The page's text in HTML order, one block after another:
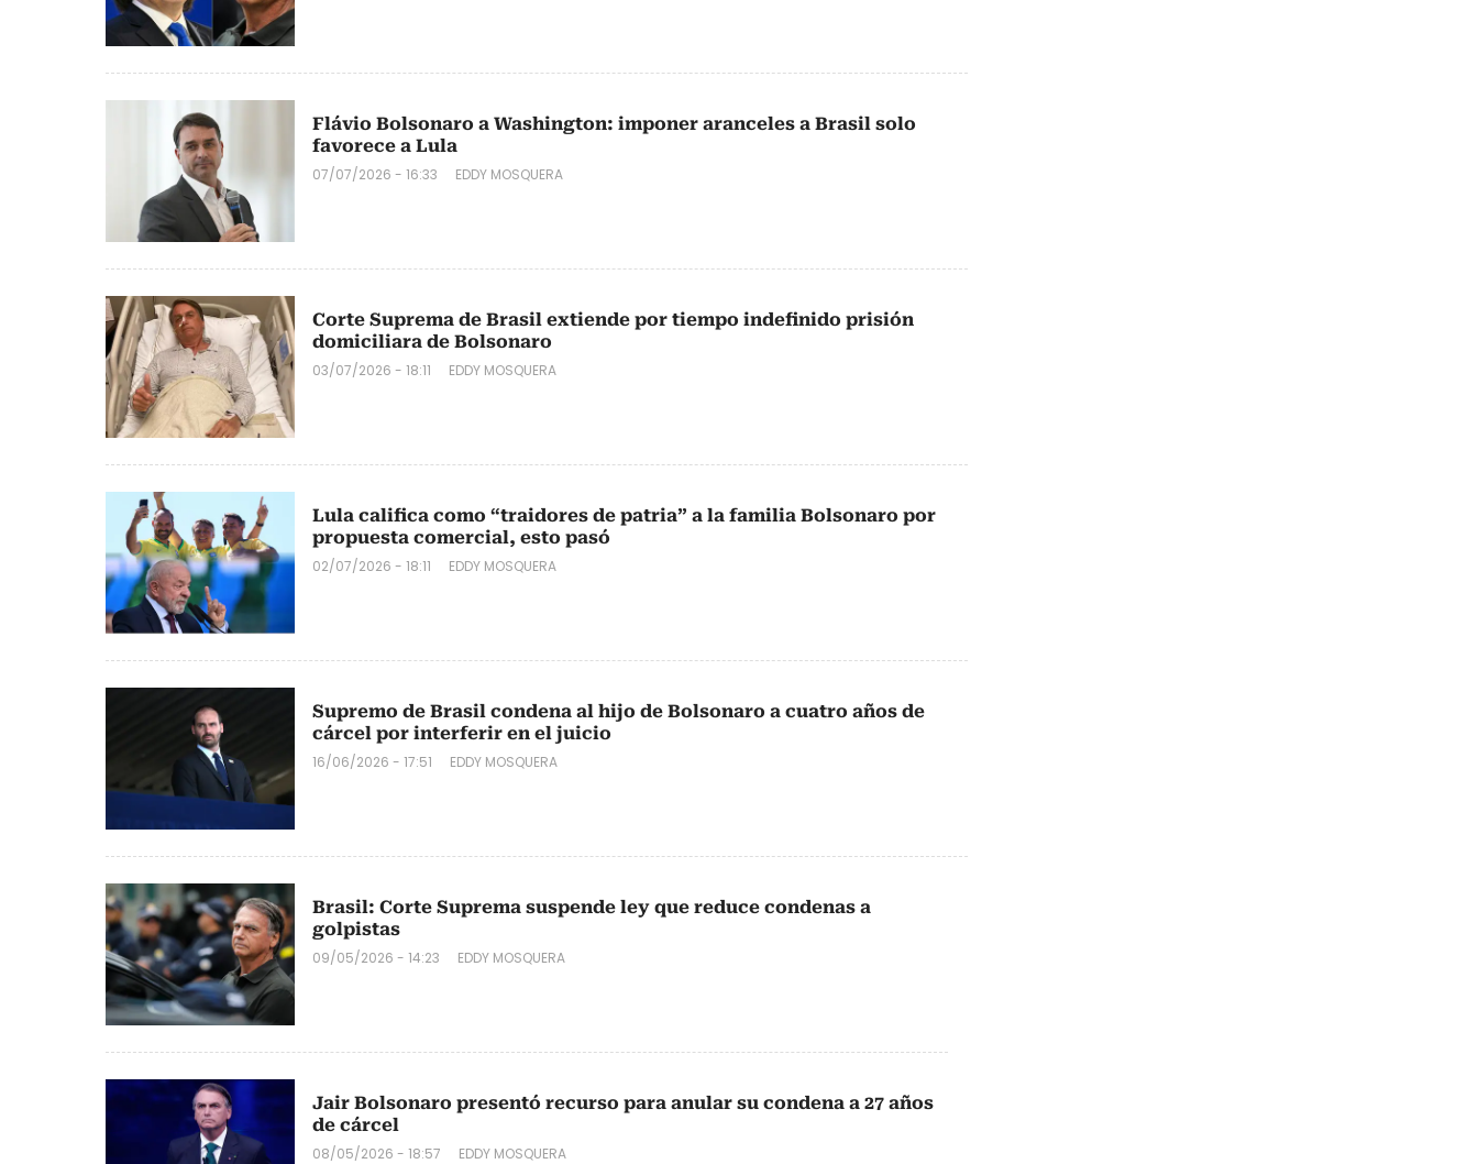
Flávio Bolsonaro a Washington: imponer aranceles a Brasil solo
favorece a Lula
07/07/2026 - 16:33 EDDY MOSQUERA
Corte Suprema de Brasil extiende por tiempo indefinido prisión
domiciliara de Bolsonaro
03/07/2026 - 18:11 EDDY MOSQUERA
Lula califica como “traidores de patria” a la familia Bolsonaro por
propuesta comercial, esto pasó
02/07/2026 - 18:11 EDDY MOSQUERA
Supremo de Brasil condena al hijo de Bolsonaro a cuatro años de
cárcel por interferir en el juicio
16/06/2026 - 17:51 EDDY MOSQUERA
Brasil: Corte Suprema suspende ley que reduce condenas a
golpistas
09/05/2026 - 14:23 EDDY MOSQUERA
Jair Bolsonaro presentó recurso para anular su condena a 27 años
de cárcel
08/05/2026 - 18:57 EDDY MOSQUERA